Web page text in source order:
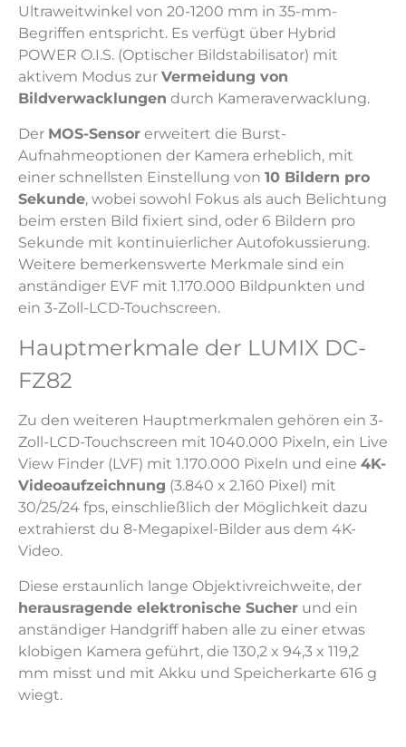
Ultraweitwinkel von 20-1200 mm in 35-mm-
Begriffen entspricht. Es verfügt über Hybrid
POWER O.I.S. (Optischer Bildstabilisator) mit
aktivem Modus zur Vermeidung von
Bildverwacklungen durch Kameraverwacklung.
Der MOS-Sensor erweitert die Burst-
Aufnahmeoptionen der Kamera erheblich, mit
einer schnellsten Einstellung von 10 Bildern pro
Sekunde, wobei sowohl Fokus als auch Belichtung
beim ersten Bild fixiert sind, oder 6 Bildern pro
Sekunde mit kontinuierlicher Autofokussierung.
Weitere bemerkenswerte Merkmale sind ein
anständiger EVF mit 1.170.000 Bildpunkten und
ein 3-Zoll-LCD-Touchscreen.
Hauptmerkmale der LUMIX DC-
FZ82
Zu den weiteren Hauptmerkmalen gehören ein 3-
Zoll-LCD-Touchscreen mit 1040.000 Pixeln, ein Live
View Finder (LVF) mit 1.170.000 Pixeln und eine 4K-
Videoaufzeichnung (3.840 x 2.160 Pixel) mit
30/25/24 fps, einschließlich der Möglichkeit dazu
extrahierst du 8-Megapixel-Bilder aus dem 4K-
Video.
Diese erstaunlich lange Objektivreichweite, der
herausragende elektronische Sucher und ein
anständiger Handgriff haben alle zu einer etwas
klobigen Kamera geführt, die 130,2 x 94,3 x 119,2
mm misst und mit Akku und Speicherkarte 616 g
wiegt.